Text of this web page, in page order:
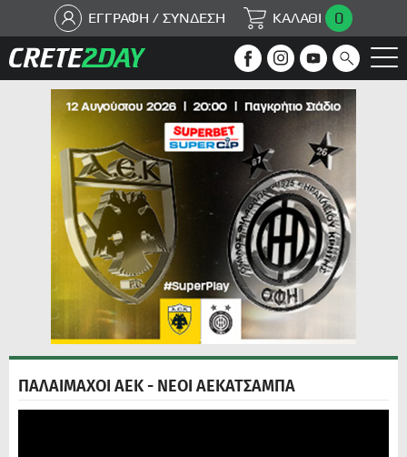
ΕΓΓΡΑΦΗ / ΣΥΝΔΕΣΗ ΚΑΛΑΘΙ 0
ΠΑΛΑΙΜΑΧΟΙ ΑΕΚ - ΝΕΟΙ ΑΕΚΑΤΣΑΜΠΑ